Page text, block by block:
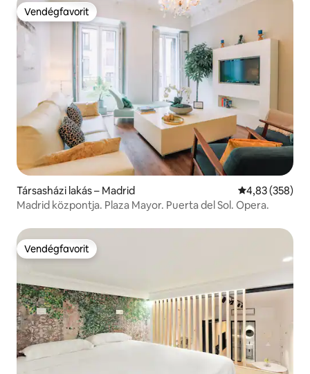
Vendégfavorit
Vendégfavorit
Társasházi lakás – Madrid Átlagos
4,83 (358)
Madrid központja. Plaza Mayor. Puerta del Sol. Opera.
Vendégfavorit
Vendégfavorit